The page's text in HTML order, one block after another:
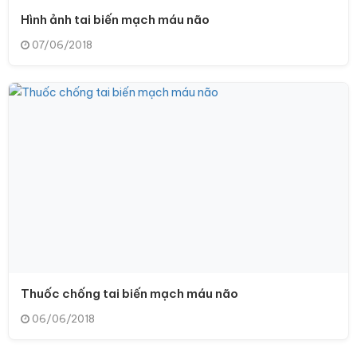
Hình ảnh tai biến mạch máu não
07/06/2018
Thuốc chống tai biến mạch máu não
06/06/2018